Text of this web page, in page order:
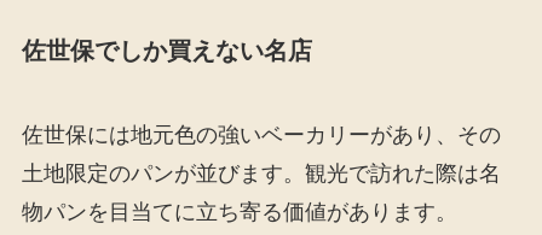
佐世保でしか買えない名店
佐世保には地元色の強いベーカリーがあり、その
土地限定のパンが並びます。観光で訪れた際は名
物パンを目当てに立ち寄る価値があります。